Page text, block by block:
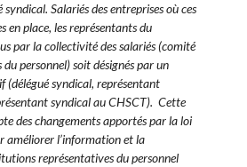
syndical. Salariés des entreprises où ces
en place, les représentants du
par la collectivité des salariés (comité
du personnel) soit désignés par un
(délégué syndical, représentant
syndical au CHSCT). Cette
des changements apportés par la loi
l’information et la
représentatives du personnel